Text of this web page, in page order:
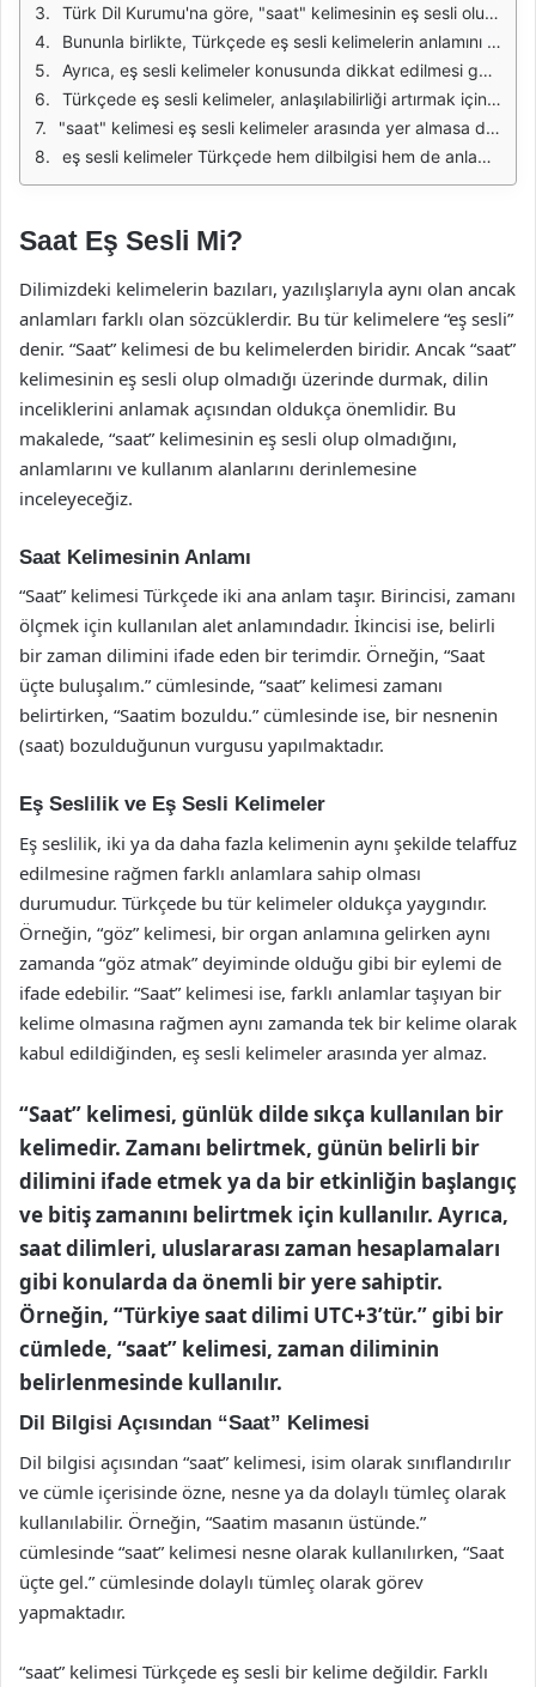
Türk Dil Kurumu'na göre, "saat" kelimesinin eş sesli olup olmadığına bakıldığında, yazılış ve anlam açısından bir farklılık olmadığı görülmektedir. Ancak bazı dilbilgisi kuralları ve fonetik kuralları, kelimenin farklı kullanımlarını etkileyebilir. Bu nedenle, "saat" kelimesinin eş sesli olup olmadığı, bağlamına bağlı olarak değişiklik gösterebilir.
Bununla birlikte, Türkçede eş sesli kelimelerin anlamını belirlemek için cümlenin yapısı ve kelimenin kullanıldığı yer büyük önem taşır. "Saat" kelimesi, bir cümlede zaman belirtirken, başka bir cümlede farklı bir anlam kazanabilir. Örneğin, "Saat üçte buluşalım" ifadesinde zaman anlamında kullanılırken, "Saatin pili bitmiş" ifadesinde ise bir nesne olarak değerlendirilir.
Ayrıca, eş sesli kelimeler konusunda dikkat edilmesi gereken bir diğer nokta, telaffuzun önemidir. "Saat" kelimesi, doğru telaffuz edildiğinde anlam karışıklığına sebep olmaz. Ancak bağlamdan bağımsız olarak kullanıldığında, dinleyici veya okuyucu için belirsizlik yaratabilir. Bu durum, dilin zenginliğini ve çeşitliliğini de ortaya koymaktadır.
Türkçede eş sesli kelimeler, anlaşılabilirliği artırmak için bağlamın önemini vurgulamaktadır. Öğrenme sürecinde, öğrencilerin eş sesli kelimeleri doğru bir şekilde anlamaları ve kullanmaları için pratik yapmaları gerekmektedir. Bu, dil becerilerini geliştirecek ve iletişimde daha etkili olmalarını sağlayacaktır.
"saat" kelimesi eş sesli kelimeler arasında yer almasa da, kullanım bağlamına göre anlam değişikliğine uğrayabilmektedir. Bu nedenle, dilin kurallarını ve yapısını anlamak, eş sesli kelimelerin doğru bir şekilde kullanılmasını sağlayacaktır. Türkçe, zengin bir dil olduğu için bu tür ince detaylara dikkat etmek önemlidir.
eş sesli kelimeler Türkçede hem dilbilgisi hem de anlam açısından önemli bir yer tutmaktadır. "Saat" kelimesinin eş sesli olup olmadığı, kullanım bağlamına bağlı olarak farklılık göstermektedir. Dolayısıyla, dilin inceliklerini anlamak ve doğru kullanmak, etkili bir iletişim için gereklidir.
Saat Eş Sesli Mi?
Dilimizdeki kelimelerin bazıları, yazılışlarıyla aynı olan ancak
anlamları farklı olan sözcüklerdir. Bu tür kelimelere “eş sesli”
denir. “Saat” kelimesi de bu kelimelerden biridir. Ancak “saat”
kelimesinin eş sesli olup olmadığı üzerinde durmak, dilin
inceliklerini anlamak açısından oldukça önemlidir. Bu
makalede, “saat” kelimesinin eş sesli olup olmadığını,
anlamlarını ve kullanım alanlarını derinlemesine
inceleyeceğiz.
Saat Kelimesinin Anlamı
“Saat” kelimesi Türkçede iki ana anlam taşır. Birincisi, zamanı
ölçmek için kullanılan alet anlamındadır. İkincisi ise, belirli
bir zaman dilimini ifade eden bir terimdir. Örneğin, “Saat
üçte buluşalım.” cümlesinde, “saat” kelimesi zamanı
belirtirken, “Saatim bozuldu.” cümlesinde ise, bir nesnenin
(saat) bozulduğunun vurgusu yapılmaktadır.
Eş Seslilik ve Eş Sesli Kelimeler
Eş seslilik, iki ya da daha fazla kelimenin aynı şekilde telaffuz
edilmesine rağmen farklı anlamlara sahip olması
durumudur. Türkçede bu tür kelimeler oldukça yaygındır.
Örneğin, “göz” kelimesi, bir organ anlamına gelirken aynı
zamanda “göz atmak” deyiminde olduğu gibi bir eylemi de
ifade edebilir. “Saat” kelimesi ise, farklı anlamlar taşıyan bir
kelime olmasına rağmen aynı zamanda tek bir kelime olarak
kabul edildiğinden, eş sesli kelimeler arasında yer almaz.
“Saat” kelimesi, günlük dilde sıkça kullanılan bir
kelimedir. Zamanı belirtmek, günün belirli bir
dilimini ifade etmek ya da bir etkinliğin başlangıç
ve bitiş zamanını belirtmek için kullanılır. Ayrıca,
saat dilimleri, uluslararası zaman hesaplamaları
gibi konularda da önemli bir yere sahiptir.
Örneğin, “Türkiye saat dilimi UTC+3’tür.” gibi bir
cümlede, “saat” kelimesi, zaman diliminin
belirlenmesinde kullanılır.
Dil Bilgisi Açısından “Saat” Kelimesi
Dil bilgisi açısından “saat” kelimesi, isim olarak sınıflandırılır
ve cümle içerisinde özne, nesne ya da dolaylı tümleç olarak
kullanılabilir. Örneğin, “Saatim masanın üstünde.”
cümlesinde “saat” kelimesi nesne olarak kullanılırken, “Saat
üçte gel.” cümlesinde dolaylı tümleç olarak görev
yapmaktadır.
“saat” kelimesi Türkçede eş sesli bir kelime değildir. Farklı